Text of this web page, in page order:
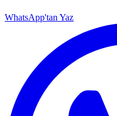
WhatsApp'tan Yaz